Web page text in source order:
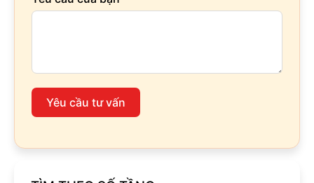
Yêu cầu tư vấn